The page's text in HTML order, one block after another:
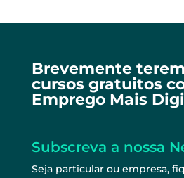
Brevemente
cursos gratuitos
Emprego Mais
Subscreva a nossa
Seja particular ou empresa,